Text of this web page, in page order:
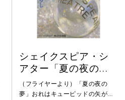
シェイクスピア・シ
アター「夏の夜の
夢」「十二夜」「じ
ゃじゃ馬ならし」
（フライヤーより）「夏の夜の
夢」おれはキューピッドの矢が落